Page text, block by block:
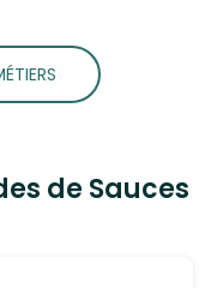
de Sauces